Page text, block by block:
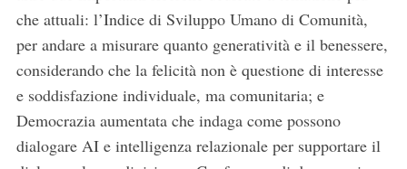
che attuali: l’Indice di Sviluppo Umano di Comunità,
per andare a misurare quanto generatività e il benessere,
considerando che la felicità non è questione di interesse
e soddisfazione individuale, ma comunitaria; e
Democrazia aumentata che indaga come possono
dialogare AI e intelligenza relazionale per supportare il